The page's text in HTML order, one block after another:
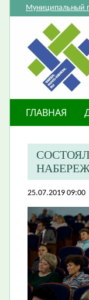
Муниципальный
ГЛАВНАЯ
25.07.2019 09:00